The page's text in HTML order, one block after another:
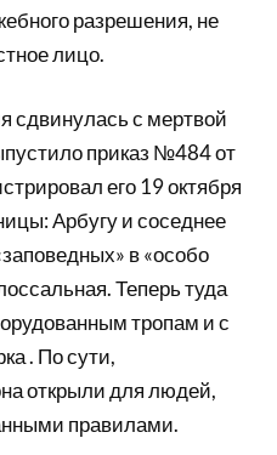
разрешения, не
лицо.
сдвинулась с мертвой
приказ №484 от
его 19 октября
Арбугу и соседнее
в «особо
Теперь туда
тропам и с
. По сути,
открыли для людей,
правилами.